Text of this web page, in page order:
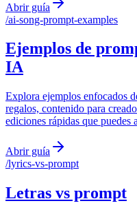
Abrir guía
/ai-song-prompt-examples
Ejemplos de
IA
Explora ejemplos enfocados
regalos, contenido para
ediciones rápidas que puedes
Abrir guía
/lyrics-vs-prompt
Letras vs prompt